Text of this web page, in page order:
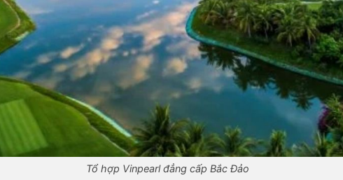
Tổ hợp Vinpearl đẳng cấp Bắc Đảo